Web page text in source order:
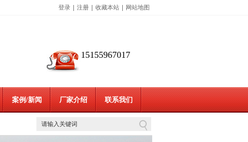
登录 注册 收藏本站 网站地图
15155967017
案例/新闻 厂家介绍 联系我们